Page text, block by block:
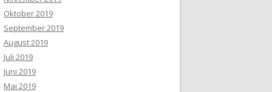
Oktober 2019
September 2019
August 2019
Juli 2019
Juni 2019
Mai 2019